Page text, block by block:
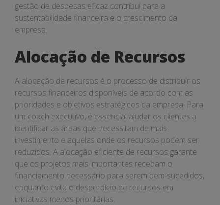
gestão de despesas eficaz contribui para a
sustentabilidade financeira e o crescimento da
empresa.
Alocação de Recursos
A alocação de recursos é o processo de distribuir os
recursos financeiros disponíveis de acordo com as
prioridades e objetivos estratégicos da empresa. Para
um coach executivo, é essencial ajudar os clientes a
identificar as áreas que necessitam de mais
investimento e aquelas onde os recursos podem ser
reduzidos. A alocação eficiente de recursos garante
que os projetos mais importantes recebam o
financiamento necessário para serem bem-sucedidos,
enquanto evita o desperdício de recursos em
iniciativas menos prioritárias.